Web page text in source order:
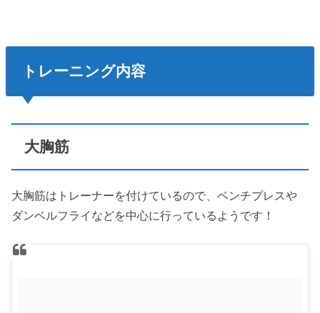
トレーニング内容
大胸筋
大胸筋はトレーナーを付けているので、ベンチプレスや
ダンベルフライなどを中心に行っているようです！